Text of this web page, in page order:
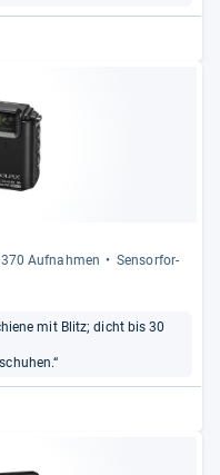
Auf­nah­men
Sen­sor­for­
mit Blitz; dicht bis 30